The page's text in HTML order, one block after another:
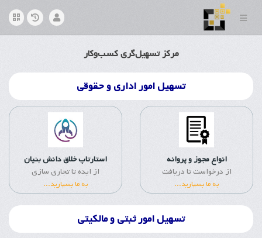
مرکز تسهیل‌گری کسب‌و‌کار
تسهیل امور اداری و حقوقی
انواع مجوز و پروانه
از درخواست تا دریافت
به ما بسپارید...
استارتاپ خلاق دانش بنیان
از ایده تا تجاری سازی
به ما بسپارید...
تسهیل امور ثبتی و مالکیتی